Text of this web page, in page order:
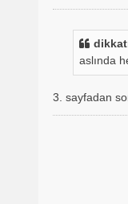
e
aslında
3. sayfadan